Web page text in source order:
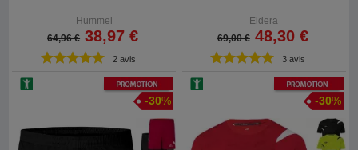
Hummel
64,96 € 38,97 €
2 avis
Eldera
69,00 € 48,30 €
3 avis
Promotion
-30%
Promotion
-30%